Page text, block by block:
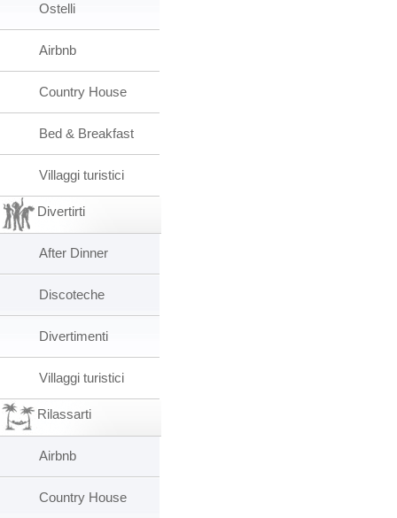
Ostelli
Airbnb
Country House
Bed & Breakfast
Villaggi turistici
Divertirti
After Dinner
Discoteche
Divertimenti
Villaggi turistici
Rilassarti
Airbnb
Country House